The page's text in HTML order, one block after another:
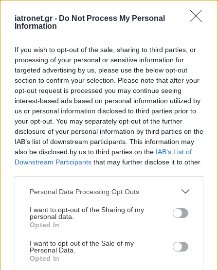
iatronet.gr - Do Not Process My Personal
Information
If you wish to opt-out of the sale, sharing to third parties, or
processing of your personal or sensitive information for
targeted advertising by us, please use the below opt-out
section to confirm your selection. Please note that after your
opt-out request is processed you may continue seeing
interest-based ads based on personal information utilized by
us or personal information disclosed to third parties prior to
your opt-out. You may separately opt-out of the further
disclosure of your personal information by third parties on the
IAB’s list of downstream participants. This information may
also be disclosed by us to third parties on the IAB’s List of
Downstream Participants that may further disclose it to other
Please note that this website/app uses one or more Google
not limited to your visit or usage behaviour. You may click to
grant or deny consent to Google and its third-party tags to
use your data for below specified purposes in below Google
consent section.
Personal Data Processing Opt Outs
I want to opt-out of the Sharing of my
personal data.
Opted In
I want to opt-out of the Sale of my
Personal Data.
Opted In